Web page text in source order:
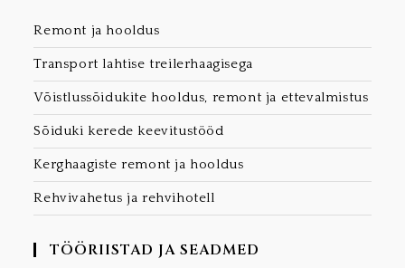
Remont ja hooldus
Transport lahtise treilerhaagisega
Võistlussõidukite hooldus, remont ja ettevalmistus
Sõiduki kerede keevitustööd
Kerghaagiste remont ja hooldus
Rehvivahetus ja rehvihotell
TÖÖRIISTAD JA SEADMED